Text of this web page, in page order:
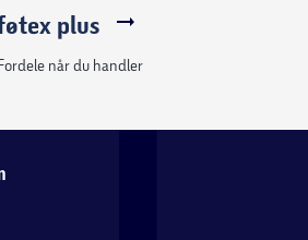
plus
når du handler